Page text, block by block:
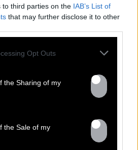
to third parties on the IAB’s List of
that may further disclose it to other
Opt Outs
the Sharing of my
the Sale of my
LES